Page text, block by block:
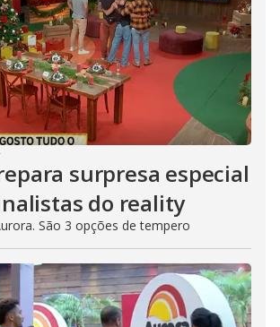
surpresa especial
do reality
São 3 opções de tempero